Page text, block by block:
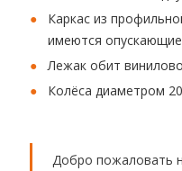
Каркас из
имеются
Лежак обит
Колёса диаметром
Добро пожаловать